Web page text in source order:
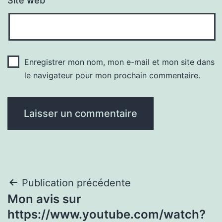
Enregistrer mon nom, mon e-mail et mon site dans
le navigateur pour mon prochain commentaire.
Navigation
de
Publication précédente
Mon avis sur
https://www.youtube.com/watch?